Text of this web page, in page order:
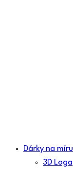
Dárky na míru
3D Loga